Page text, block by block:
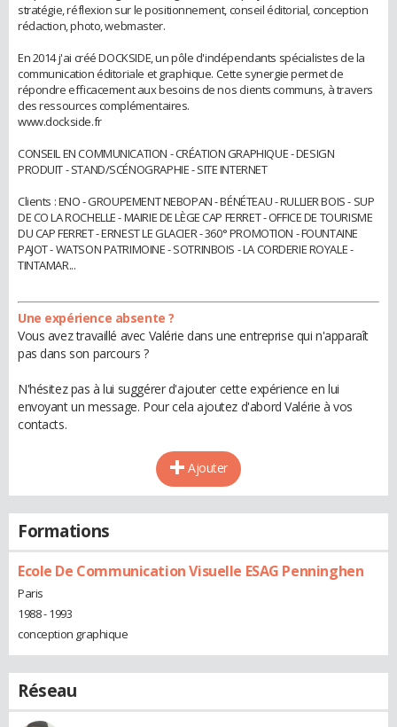
stratégie, réflexion sur le positionnement, conseil éditorial, conception
rédaction, photo, webmaster.
En 2014 j'ai créé DOCKSIDE, un pôle d'indépendants spécialistes de la
communication éditoriale et graphique. Cette synergie permet de
répondre efficacement aux besoins de nos clients communs, à travers
des ressources complémentaires.
www.dockside.fr
CONSEIL EN COMMUNICATION - CRÉATION GRAPHIQUE - DESIGN
PRODUIT - STAND/SCÉNOGRAPHIE - SITE INTERNET
Clients : ENO - GROUPEMENT NEBOPAN - BÉNÉTEAU - RULLIER BOIS - SUP
DE CO LA ROCHELLE - MAIRIE DE LÈGE CAP FERRET - OFFICE DE TOURISME
DU CAP FERRET - ERNEST LE GLACIER - 360° PROMOTION - FOUNTAINE
PAJOT - WATSON PATRIMOINE - SOTRINBOIS - LA CORDERIE ROYALE -
TINTAMAR...
Une expérience absente ?
Vous avez travaillé avec Valérie dans une entreprise qui n'apparaît
pas dans son parcours ?
N'hésitez pas à lui suggérer d'ajouter cette expérience en lui
envoyant un message. Pour cela ajoutez d'abord Valérie à vos
contacts.
Ajouter
Formations
Ecole De Communication Visuelle ESAG Penninghen
Paris
1988 - 1993
conception graphique
Réseau